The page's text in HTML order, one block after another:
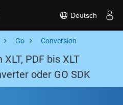
Deutsch
Go Conversion
PDF bis XLT
oder GO SDK